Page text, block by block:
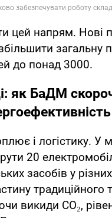
цей напрям. Нові
загальну
до понад 3000.
як БаДМ
і логістику. У
20
засобів у
традиційного
викиди CO₂,